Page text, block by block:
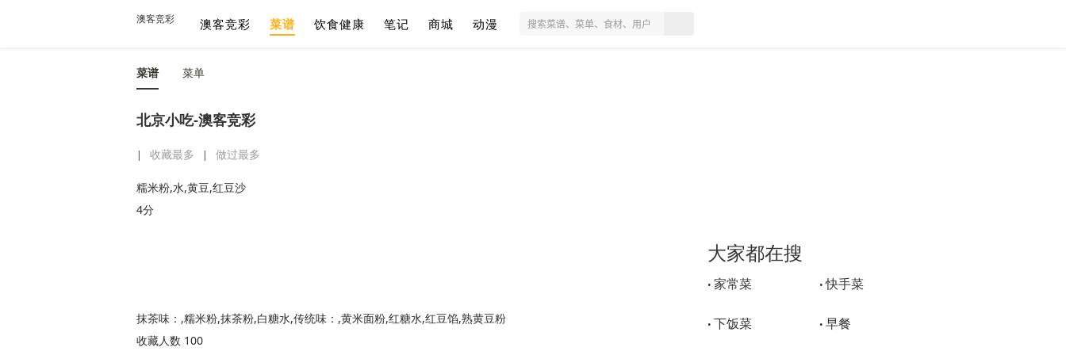
澳客竞彩 澳客竞彩 菜谱 饮食健康 笔记 商城 动漫
菜谱 菜单
北京小吃-澳客竞彩
| 收藏最多 | 做过最多
糯米粉,水,黄豆,红豆沙
4分
抹茶味：,糯米粉,抹茶粉,白糖水,传统味：,黄米面粉,红糖水,红豆馅,熟黄豆粉
收藏人数 100
大家都在搜
• 家常菜 •快手菜
• 下饭菜 • 早餐